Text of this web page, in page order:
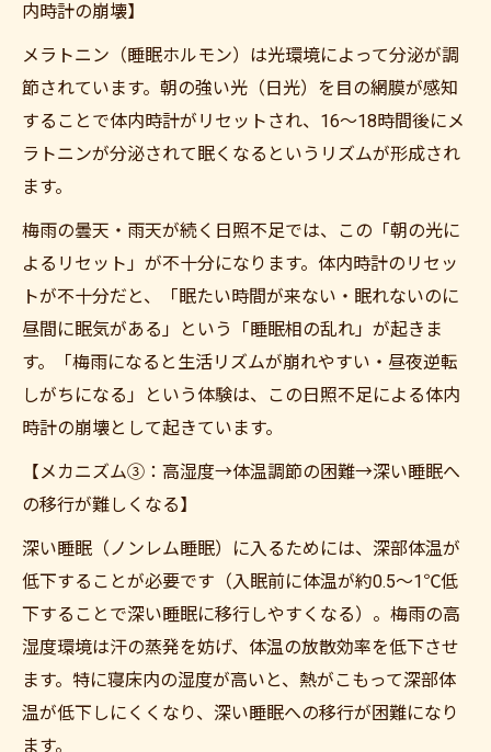
内時計の崩壊】
メラトニン（睡眠ホルモン）は光環境によって分泌が調
節されています。朝の強い光（日光）を目の網膜が感知
することで体内時計がリセットされ、16〜18時間後にメ
ラトニンが分泌されて眠くなるというリズムが形成され
ます。
梅雨の曇天・雨天が続く日照不足では、この「朝の光に
よるリセット」が不十分になります。体内時計のリセッ
トが不十分だと、「眠たい時間が来ない・眠れないのに
昼間に眠気がある」という「睡眠相の乱れ」が起きま
す。「梅雨になると生活リズムが崩れやすい・昼夜逆転
しがちになる」という体験は、この日照不足による体内
時計の崩壊として起きています。
【メカニズム③：高湿度→体温調節の困難→深い睡眠へ
の移行が難しくなる】
深い睡眠（ノンレム睡眠）に入るためには、深部体温が
低下することが必要です（入眠前に体温が約0.5〜1℃低
下することで深い睡眠に移行しやすくなる）。梅雨の高
湿度環境は汗の蒸発を妨げ、体温の放散効率を低下させ
ます。特に寝床内の湿度が高いと、熱がこもって深部体
温が低下しにくくなり、深い睡眠への移行が困難になり
ます。